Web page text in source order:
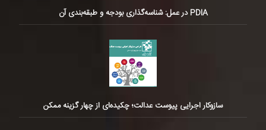
PDIA در عمل: شناسه‌گذاری بودجه و طبقه‌بندی آن
سازوکار اجرایی پیوست عدالت؛ چکیده‌ای از چهار گزینه ممکن